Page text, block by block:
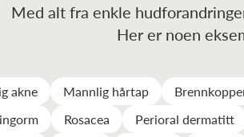
Med alt fra enkle
Her er noen
akne Mannlig hårtap
Rosacea Perioral dermatitt